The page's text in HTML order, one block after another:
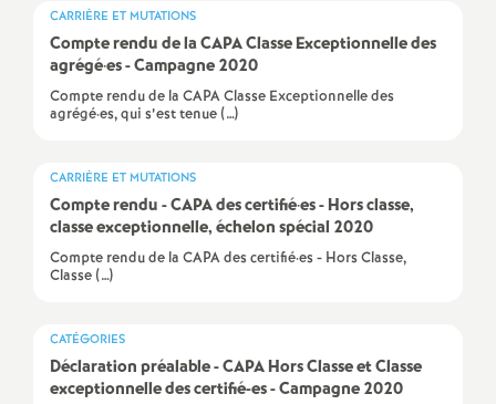
s
e
g
n
m
CARRIÈRE ET MUTATIONS
Compte rendu de la CAPA Classe Exceptionnelle des
agrégé·es - Campagne 2020
Compte rendu de la CAPA Classe Exceptionnelle des
agrégé·es, qui s’est tenue (…)
CARRIÈRE ET MUTATIONS
Compte rendu - CAPA des certifié·es - Hors classe,
classe exceptionnelle, échelon spécial 2020
Compte rendu de la CAPA des certifié·es - Hors Classe,
Classe (…)
CATÉGORIES
Déclaration préalable - CAPA Hors Classe et Classe
exceptionnelle des certifié-es - Campagne 2020